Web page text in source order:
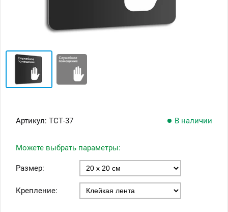
Артикул: ТСТ-37 В наличии
Можете выбрать параметры:
Размер:
Крепление: